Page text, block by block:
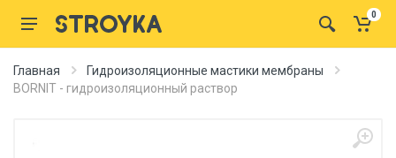
0
Главная
Гидроизоляционные мастики мембраны
BORNIТ - гидроизоляционный раствор